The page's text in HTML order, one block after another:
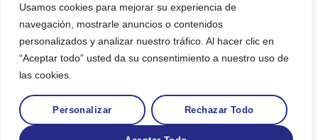
Usamos cookies para mejorar su experiencia de
navegación, mostrarle anuncios o contenidos
personalizados y analizar nuestro tráfico. Al hacer clic en
“Aceptar todo” usted da su consentimiento a nuestro uso de
las cookies.
Personalizar Rechazar Todo